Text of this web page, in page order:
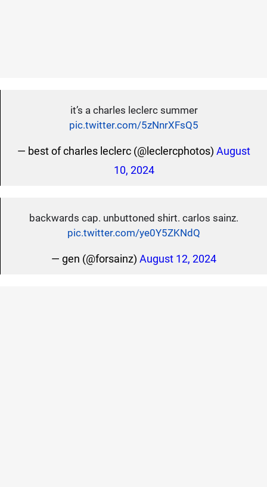
it’s a charles leclerc summer
pic.twitter.com/5zNnrXFsQ5
— best of charles leclerc (@leclercphotos) August
10, 2024
backwards cap. unbuttoned shirt. carlos sainz.
pic.twitter.com/ye0Y5ZKNdQ
— gen (@forsainz) August 12, 2024